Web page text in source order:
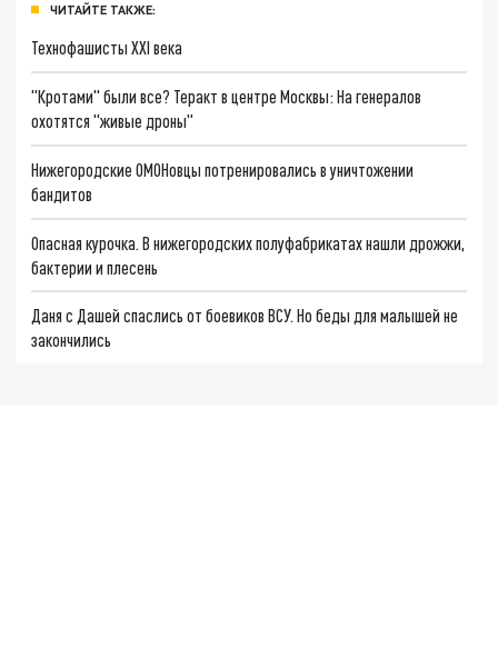
ЧИТАЙТЕ ТАКЖЕ:
Технофашисты XXI века
"Кротами" были все? Теракт в центре Москвы: На генералов
охотятся "живые дроны"
Нижегородские ОМОНовцы потренировались в уничтожении
бандитов
Опасная курочка. В нижегородских полуфабрикатах нашли дрожжи,
бактерии и плесень
Даня с Дашей спаслись от боевиков ВСУ. Но беды для малышей не
закончились